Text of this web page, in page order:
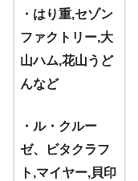
・はり重,セゾン
ファクトリー,大
山ハム,花山うど
んなど
・ル・クルー
ゼ、ビタクラフ
ト,マイヤー,貝印